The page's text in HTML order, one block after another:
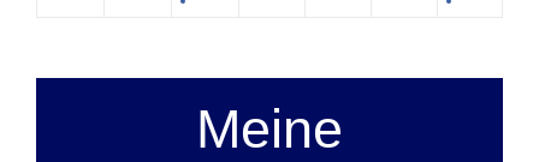
Meine